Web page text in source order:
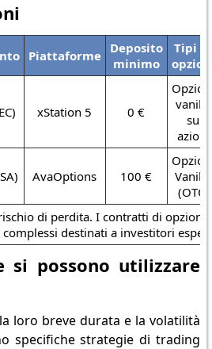
Piattaforme
Deposito
minimo
Tipi di
xStation 5 0 €
vanilla
su
azioni
AvaOptions 100 €
Vanilla
(OTC)
di perdita. I contratti di
destinati a investitori
si possono utilizzare
loro breve durata e la volatilità
specifiche strategie di trading